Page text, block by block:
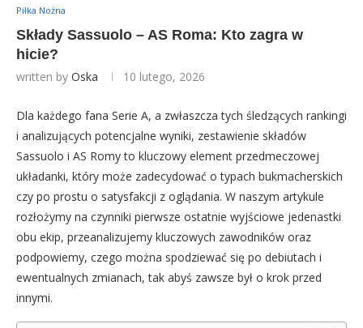
Piłka Nożna
Składy Sassuolo – AS Roma: Kto zagra w
hicie?
written by Oska 10 lutego, 2026
Dla każdego fana Serie A, a zwłaszcza tych śledzących rankingi
i analizujących potencjalne wyniki, zestawienie składów
Sassuolo i AS Romy to kluczowy element przedmeczowej
układanki, który może zadecydować o typach bukmacherskich
czy po prostu o satysfakcji z oglądania. W naszym artykule
rozłożymy na czynniki pierwsze ostatnie wyjściowe jedenastki
obu ekip, przeanalizujemy kluczowych zawodników oraz
podpowiemy, czego można spodziewać się po debiutach i
ewentualnych zmianach, tak abyś zawsze był o krok przed
innymi.